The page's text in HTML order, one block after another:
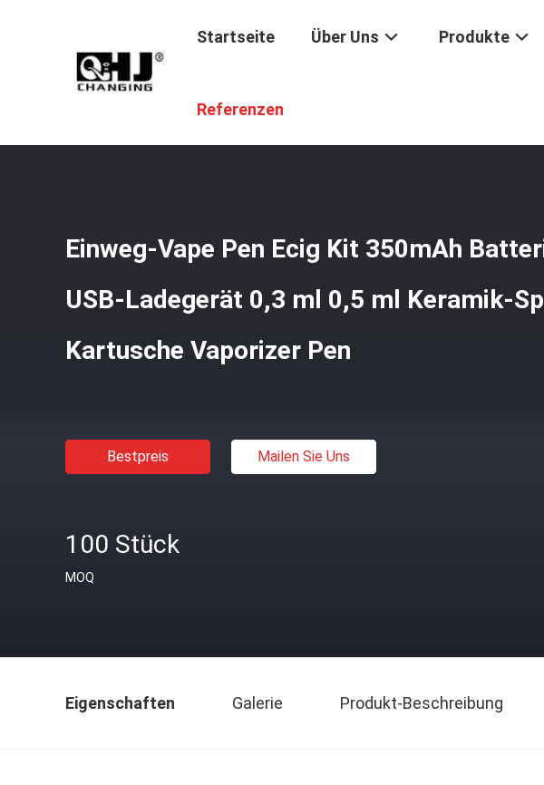
Startseite Über Uns Produkte
Referenzen
Einweg-Vape Pen Ecig Kit 350mAh
USB-Ladegerät 0,3 ml 0,5 ml Keramik-
Kartusche Vaporizer Pen
Bestpreis Mailen Sie Uns
100 Stück
MOQ
Eigenschaften Galerie Produkt-Beschreibung